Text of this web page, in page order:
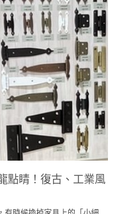
點睛！復古、工業風